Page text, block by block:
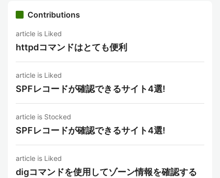
Contributions
article is Liked
httpdコマンドはとても便利
article is Liked
SPFレコードが確認できるサイト4選!
article is Stocked
SPFレコードが確認できるサイト4選!
article is Liked
digコマンドを使用してゾーン情報を確認する